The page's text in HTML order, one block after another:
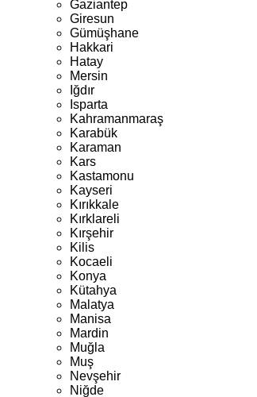
Gaziantep
Giresun
Gümüşhane
Hakkari
Hatay
Mersin
Iğdır
Isparta
Kahramanmaraş
Karabük
Karaman
Kars
Kastamonu
Kayseri
Kırıkkale
Kırklareli
Kırşehir
Kilis
Kocaeli
Konya
Kütahya
Malatya
Manisa
Mardin
Muğla
Muş
Nevşehir
Niğde